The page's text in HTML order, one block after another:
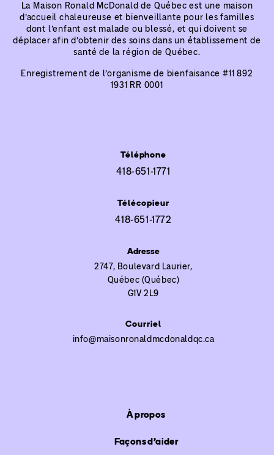
La Maison Ronald McDonald de Québec est une maison
d’accueil chaleureuse et bienveillante pour les familles
dont l’enfant est malade ou blessé, et qui doivent se
déplacer afin d’obtenir des soins dans un établissement de
santé de la région de Québec.
Enregistrement de l’organisme de bienfaisance #11 892
1931 RR 0001
Téléphone
418-651-1771
Télécopieur
418-651-1772
Adresse
2747, Boulevard Laurier,
Québec (Québec)
G1V 2L9
Courriel
info@maisonronaldmcdonaldqc.ca
À propos
Façons d'aider